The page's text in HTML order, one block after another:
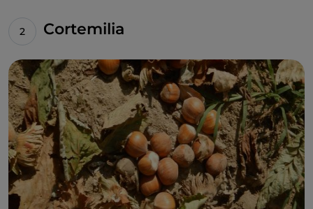
Cortemilia